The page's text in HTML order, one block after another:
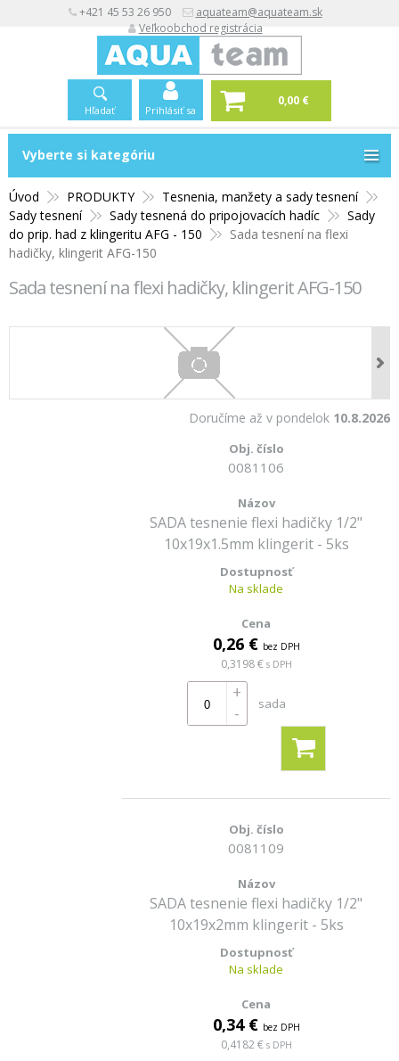
+421 45 53 26 950
aquateam@aquateam.sk
Veľkoobchod registrácia
Hľadať Prihlásiť sa
0,00 €
Vyberte si kategóriu
Úvod PRODUKTY
Tesnenia, manžety a sady tesnení
Sady tesnení
Sady tesnená do pripojovacích hadíc
Sady
do prip. had z klingeritu AFG - 150
Sada tesnení na flexi
hadičky, klingerit AFG-150
Sada tesnení na flexi hadičky, klingerit AFG-150
Doručíme až v pondelok 10.8.2026
0081106
SADA tesnenie flexi hadičky 1/2"
10x19x1.5mm klingerit - 5ks
Na sklade
0,26 € bez DPH
0,3198 € s DPH
+
-
sada
0081109
SADA tesnenie flexi hadičky 1/2"
10x19x2mm klingerit - 5ks
Na sklade
0,34 € bez DPH
0,4182 € s DPH
Vyberte si kategóriu